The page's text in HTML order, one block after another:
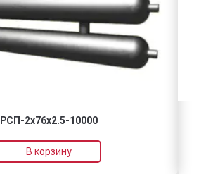
РСП-2x76x2.5-10000
В корзину